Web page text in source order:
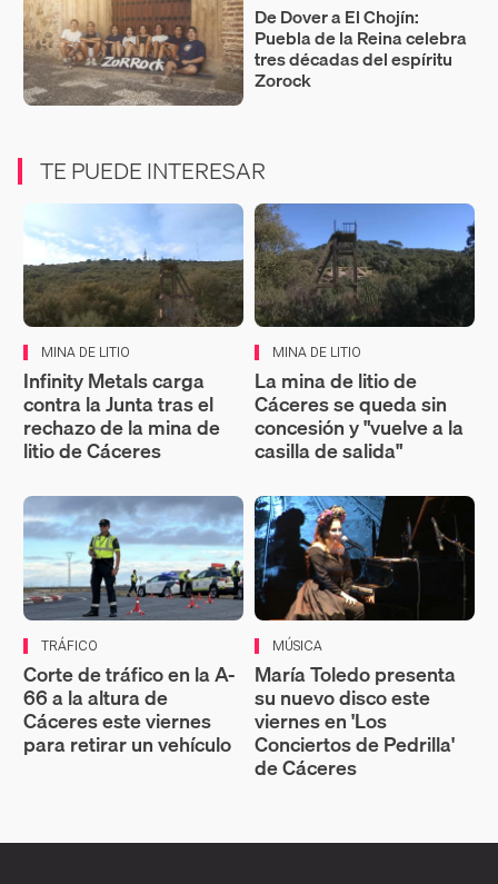
De Dover a El Chojín:
Puebla de la Reina celebra
tres décadas del espíritu
Zorock
TE PUEDE INTERESAR
MINA DE LITIO
Infinity Metals carga
contra la Junta tras el
rechazo de la mina de
litio de Cáceres
MINA DE LITIO
La mina de litio de
Cáceres se queda sin
concesión y "vuelve a la
casilla de salida"
TRÁFICO
Corte de tráfico en la A-
66 a la altura de
Cáceres este viernes
para retirar un vehículo
MÚSICA
María Toledo presenta
su nuevo disco este
viernes en 'Los
Conciertos de Pedrilla'
de Cáceres